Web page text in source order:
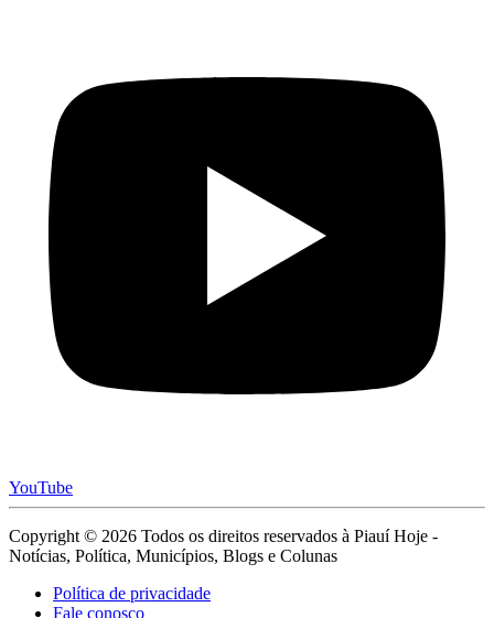
YouTube
Copyright © 2026 Todos os direitos reservados à Piauí Hoje -
Notícias, Política, Municípios, Blogs e Colunas
Política de privacidade
Fale conosco